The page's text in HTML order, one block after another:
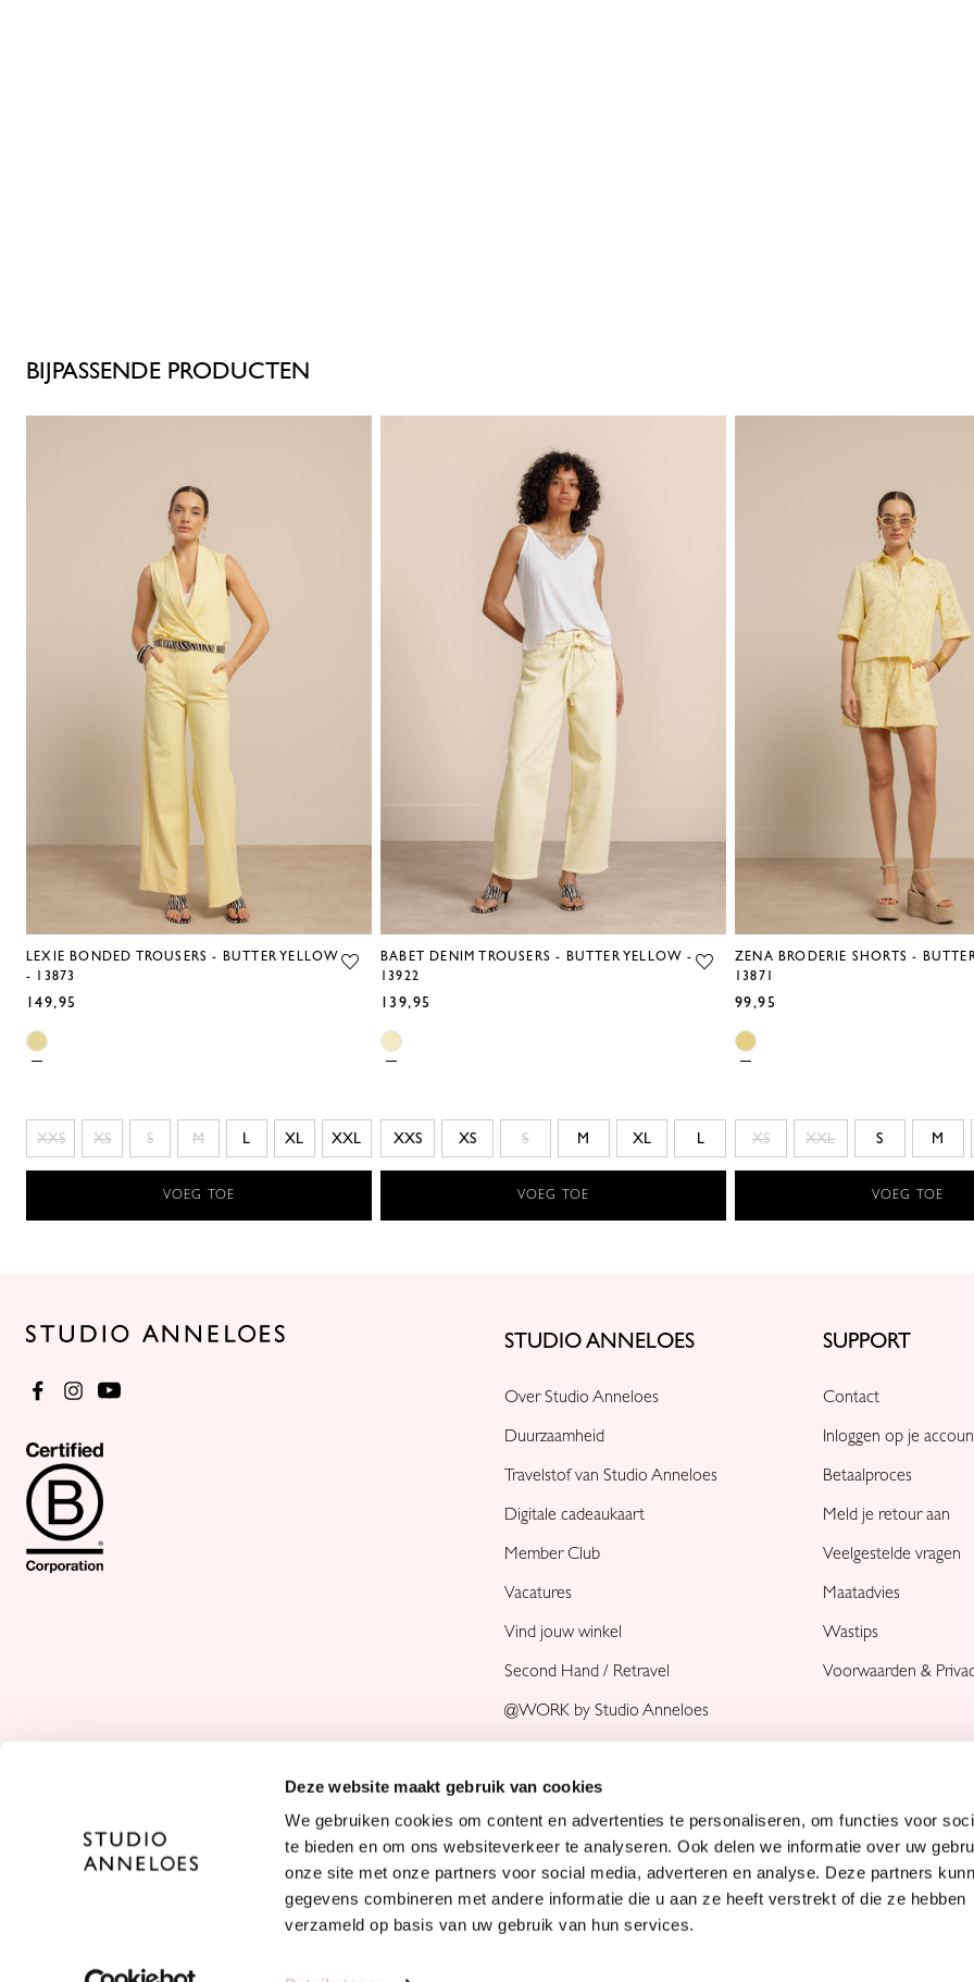
Deze website maakt gebruik van cookies
We gebruiken cookies om content en advertenties te personaliseren, om functies voor
te bieden en om ons websiteverkeer te analyseren. Ook delen we informatie over uw
onze site met onze partners voor social media, adverteren en analyse. Deze partners
gegevens combineren met andere informatie die u aan ze heeft verstrekt of die ze hebben
verzameld op basis van uw gebruik van hun services.
BIJPASSENDE PRODUCTEN
LEXIE BONDED TROUSERS - BUTTER YELLOW
- 13873
149,95
XXS XS S M L XL XXL
VOEG TOE
BABET DENIM TROUSERS - BUTTER YELLOW -
13922
139,95
XXS XS S M XL L
VOEG TOE
ZENA BRODERIE SHORTS -
13871
99,95
XS XXL S M
VOEG TOE
STUDIO ANNELOES
Over Studio Anneloes
Duurzaamheid
Travelstof van Studio Anneloes
Digitale cadeaukaart
Member Club
Vacatures
Vind jouw winkel
Second Hand / Retravel
@WORK by Studio Anneloes
SUPPORT
Contact
Inloggen op je
Betaalproces
Meld je retour aan
Veelgestelde vragen
Maatadvies
Wastips
Voorwaarden &
DE